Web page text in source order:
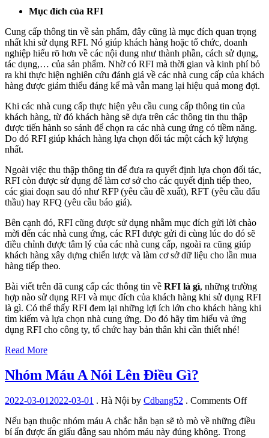
Mục đích của RFI
Cung cấp thông tin về sản phẩm, đây cũng là mục đích quan trọng
nhất khi sử dụng RFI. Nó giúp khách hàng hoặc tổ chức, doanh
nghiệp hiểu rõ hơn về các nội dung như thành phần, cách sử dụng,
tác dụng,… của sản phẩm. Nhờ có RFI mà thời gian và kinh phí bỏ
ra khi thực hiện nghiên cứu đánh giá về các nhà cung cấp của khách
hàng được giảm thiểu đáng kể mà vẫn mang lại hiệu quả mong đợi.
Khi các nhà cung cấp thực hiện yêu cầu cung cấp thông tin của
khách hàng, từ đó khách hàng sẽ dựa trên các thông tin thu thập
được tiến hành so sánh để chọn ra các nhà cung ứng có tiềm năng.
Do đó RFI giúp khách hàng lựa chọn đối tác một cách kỹ lượng
nhất.
Ngoài việc thu thập thông tin để đưa ra quyết định lựa chọn đối tác,
RFI còn được sử dụng để làm cơ sở cho các quyết định tiếp theo,
các giai đoạn sau đó như RFP (yêu cầu đề xuất), RFT (yêu cầu đấu
thầu) hay RFQ (yêu cầu báo giá).
Bên cạnh đó, RFI cũng được sử dụng nhằm mục đích gửi lời chào
mời đến các nhà cung ứng, các RFI được gửi đi cùng lúc do đó sẽ
điều chỉnh được tâm lý của các nhà cung cấp, ngoài ra cũng giúp
khách hàng xây dựng chiến lược và làm cơ sở dữ liệu cho lần mua
hàng tiếp theo.
Bài viết trên đã cung cấp các thông tin về RFI là gì, những trường
hợp nào sử dụng RFI và mục đích của khách hàng khi sử dụng RFI
là gì. Có thể thấy RFI đem lại những lợi ích lớn cho khách hàng khi
tìm kiếm và lựa chọn nhà cung ứng. Do đó hãy tìm hiểu và ứng
dụng RFI cho công ty, tổ chức hay bản thân khi cần thiết nhé!
Read More
Nhóm Máu A Nói Lên Điều Gì?
2022-03-01 2022-03-01 . Hà Nội by Cdbang52 . Comments Offon
Máu
Nếu bạn thuộc nhóm máu A chắc hẳn bạn sẽ tò mò về những điều
bí ẩn được ẩn giấu đằng sau nhóm máu này đúng không. Trong